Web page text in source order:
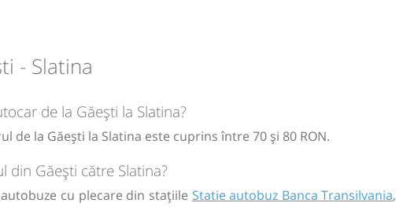
2026
Zile de circulație:
M M J S D
- Slatina
de la Găești la Slatina?
de la Găești la Slatina este cuprins între 70 și 80 RON.
din Găești către Slatina?
cu plecare din stațiile Statie autobuz Banca Transilvania,